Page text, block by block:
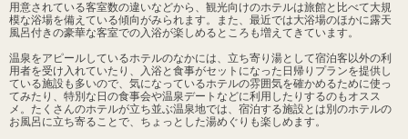
用意されている客室数の違いなどから、観光向けのホテルは旅館と比べて大規
模な浴場を備えている傾向がみられます。また、最近では大浴場のほかに露天
風呂付きの豪華な客室での入浴が楽しめるところも増えてきています。
温泉をアピールしているホテルのなかには、立ち寄り湯として宿泊客以外の利
用者を受け入れていたり、入浴と食事がセットになった日帰りプランを提供し
ている施設も多いので、気になっているホテルの雰囲気を確かめるために使っ
てみたり、特別な日の食事会や温泉デートなどに利用したりするのもオスス
メ。たくさんのホテルが立ち並ぶ温泉地では、宿泊する施設とは別のホテルの
お風呂に立ち寄ることで、ちょっとした湯めぐりも楽しめます。